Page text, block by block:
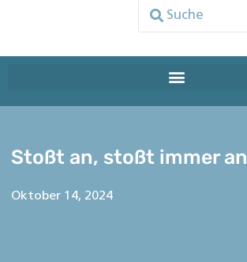
Stoßt an, stoßt immer an
Oktober 14, 2024